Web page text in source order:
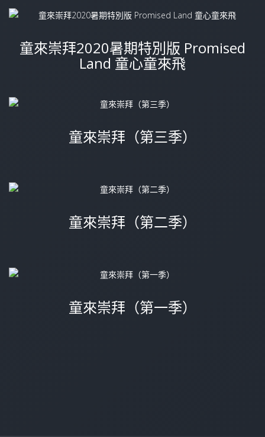
童來崇拜2020暑期特別版 Promised
Land 童心童來飛
童來崇拜（第三季）
童來崇拜（第二季）
童來崇拜（第一季）